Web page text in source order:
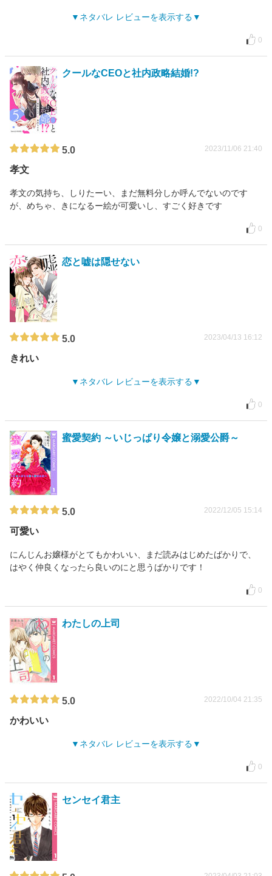
ネタバレ レビューを表示する
0
クールなCEOと社内政略結婚!?
5.0 2023/11/06 21:40
孝文
孝文の気持ち、しりたーい、まだ無料分しか呼んでないのです
が、めちゃ、きになるー絵が可愛いし、すごく好きです
0
恋と嘘は隠せない
5.0 2023/04/13 16:12
きれい
ネタバレ レビューを表示する
0
蜜愛契約 ～いじっぱり令嬢と溺愛公爵～
5.0 2022/12/05 15:14
可愛い
にんじんお嬢様がとてもかわいい、まだ読みはじめたばかりで、
はやく仲良くなったら良いのにと思うばかりです！
0
わたしの上司
5.0 2022/10/04 21:35
かわいい
ネタバレ レビューを表示する
0
センセイ君主